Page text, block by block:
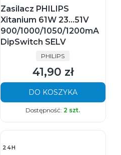
Zasilacz PHILIPS
Xitanium 61W 23...51V
900/1000/1050/1200mA
DipSwitch SELV
PRODUCENT
PHILIPS
Cena
41,90 zł
DO KOSZYKA
Dostępność: 2 szt.
24H